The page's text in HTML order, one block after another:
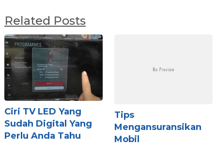
Related Posts
Ciri TV LED Yang
Sudah Digital Yang
Perlu Anda Tahu
Tips
Mengansuransikan
Mobil